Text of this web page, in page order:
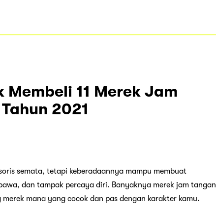
11 Merek Jam
2021
semata, tetapi keberadaannya mampu membuat
dan tampak percaya diri. Banyaknya merek jam tangan
mana yang cocok dan pas dengan karakter kamu.